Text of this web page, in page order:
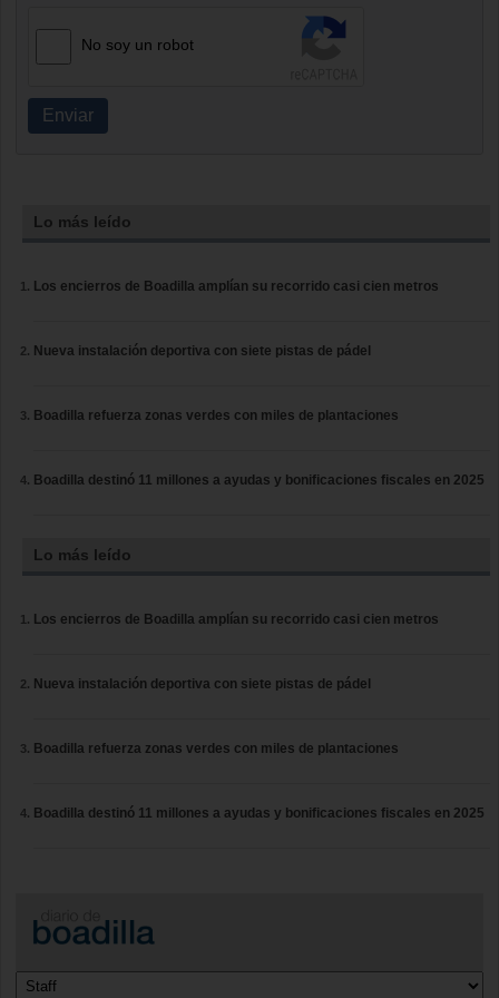
No soy un robot
Enviar
Lo más leído
Los encierros de Boadilla amplían su recorrido casi cien metros
Nueva instalación deportiva con siete pistas de pádel
Boadilla refuerza zonas verdes con miles de plantaciones
Boadilla destinó 11 millones a ayudas y bonificaciones fiscales en 2025
Lo más leído
Los encierros de Boadilla amplían su recorrido casi cien metros
Nueva instalación deportiva con siete pistas de pádel
Boadilla refuerza zonas verdes con miles de plantaciones
Boadilla destinó 11 millones a ayudas y bonificaciones fiscales en 2025